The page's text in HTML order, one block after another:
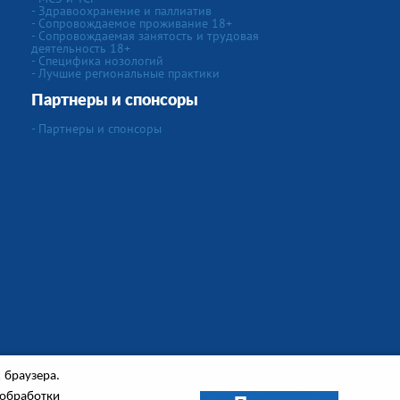
- Здравоохранение и паллиатив
- Сопровождаемое проживание 18+
- Сопровождаемая занятость и трудовая
деятельность 18+
- Специфика нозологий
- Лучшие региональные практики
Партнеры и спонсоры
- Партнеры и спонсоры